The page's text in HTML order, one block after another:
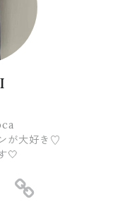
が大好き♡
🤍
https://